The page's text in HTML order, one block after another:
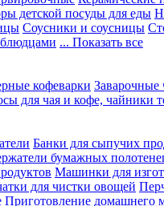
детской посуды для еды
Соусники и соусницы
... Показать все
кофеварки Заварочные
для чая и кофе, чайники
Банки для сыпучих
бумажных
Машинки для
для чистки овощей
Приготовление домашнего